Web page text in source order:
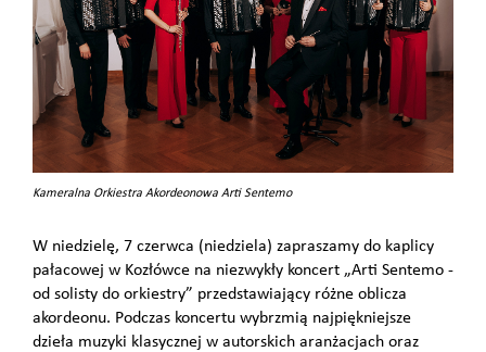
Kameralna Orkiestra Akordeonowa Arti Sentemo
W niedzielę, 7 czerwca (niedziela) zapraszamy do kaplicy
pałacowej w Kozłówce na niezwykły koncert „Arti Sentemo -
od solisty do orkiestry” przedstawiający różne oblicza
akordeonu. Podczas koncertu wybrzmią najpiękniejsze
dzieła muzyki klasycznej w autorskich aranżacjach oraz